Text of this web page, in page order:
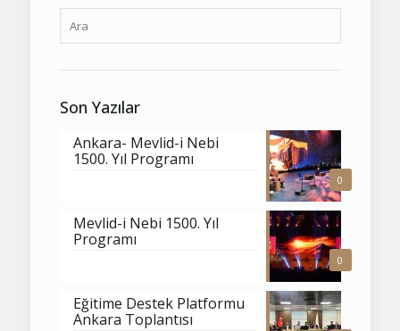
Son Yazılar
0
Ankara- Mevlid-i Nebi
1500. Yıl Programı
0
Mevlid-i Nebi 1500. Yıl
Programı
Eğitime Destek Platformu
Ankara Toplantısı